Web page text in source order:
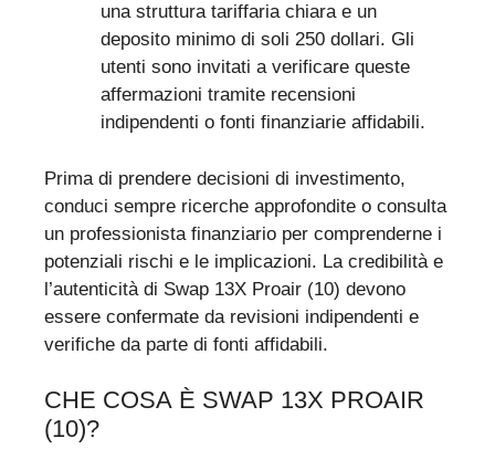
una struttura tariffaria chiara e un
deposito minimo di soli 250 dollari. Gli
utenti sono invitati a verificare queste
affermazioni tramite recensioni
indipendenti o fonti finanziarie affidabili.
Prima di prendere decisioni di investimento,
conduci sempre ricerche approfondite o consulta
un professionista finanziario per comprenderne i
potenziali rischi e le implicazioni. La credibilità e
l’autenticità di Swap 13X Proair (10) devono
essere confermate da revisioni indipendenti e
verifiche da parte di fonti affidabili.
CHE COSA È SWAP 13X PROAIR
(10)?